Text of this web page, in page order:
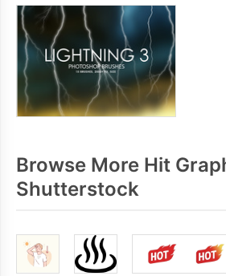
Browse More Hit
Shutterstock